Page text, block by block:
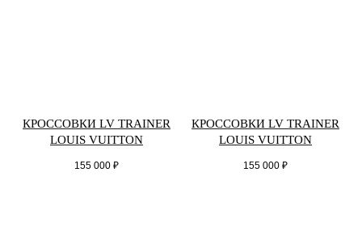
КРОССОВКИ LV TRAINER
LOUIS VUITTON
155 000 ₽
КРОССОВКИ LV TRAINER
LOUIS VUITTON
155 000 ₽